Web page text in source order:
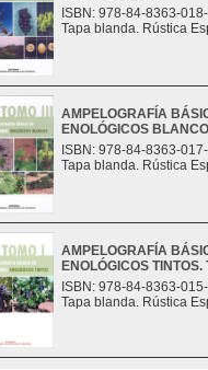
ISBN: 978-84-8363-
Tapa blanda. Rústica
AMPELOGRAFÍA
ENOLÓGICOS
ISBN: 978-84-8363-
Tapa blanda. Rústica
AMPELOGRAFÍA
ENOLÓGICOS TINTOS.
ISBN: 978-84-8363-
Tapa blanda. Rústica